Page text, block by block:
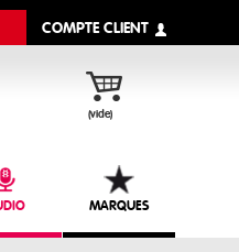
COMPTE CLIENT
(vide)
MARQUES